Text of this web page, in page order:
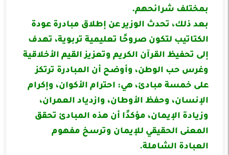
بمختلف شرائحهم.
بعد ذلك، تحدث الوزير عن إطلاق مبادرة عودة
الكتاتيب لتكون صروحًا تعليمية تربوية، تهدف
إلى تحفيظ القرآن الكريم وتعزيز القيم الأخلاقية
وغرس حب الوطن، وأوضح أن المبادرة ترتكز
على خمسة مبادئ، هي: احترام الأكوان، وإكرام
الإنسان، وحفظ الأوطان، وازدياد العمران،
وزيادة الإيمان، مؤكدًا أن هذه المبادئ تحقق
المعنى الحقيقي للإيمان وترسخ مفهوم
العبادة الشاملة.